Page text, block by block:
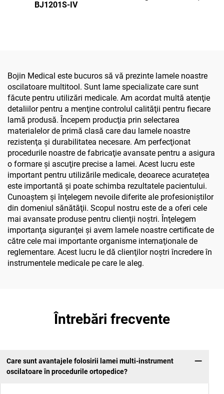
BJ1201S-IV
Bojin Medical este bucuros să vă prezinte lamele noastre
oscilatoare multitool. Sunt lame specializate care sunt
făcute pentru utilizări medicale. Am acordat multă atenţie
detaliilor pentru a menţine controlul calităţii pentru fiecare
lamă produsă. Începem producţia prin selectarea
materialelor de primă clasă care dau lamele noastre
rezistenţa şi durabilitatea necesare. Am perfecţionat
procedurile noastre de fabricaţie avansate pentru a asigura
o formare şi ascuţire precise a lamei. Acest lucru este
important pentru utilizările medicale, deoarece acuratețea
este importantă și poate schimba rezultatele pacientului.
Cunoaştem şi înţelegem nevoile diferite ale profesioniştilor
din domeniul sănătăţii. Scopul nostru este de a oferi cele
mai avansate produse pentru clienţii noştri. Înţelegem
importanţa siguranţei şi avem lamele noastre certificate de
către cele mai importante organisme internaţionale de
reglementare. Acest lucru le dă clienţilor noştri încredere în
instrumentele medicale pe care le aleg.
Întrebări frecvente
Care sunt avantajele folosirii lamei multi-instrument
oscilatoare în procedurile ortopedice?